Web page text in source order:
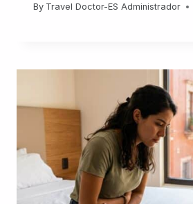
By Travel Doctor-ES Administrador